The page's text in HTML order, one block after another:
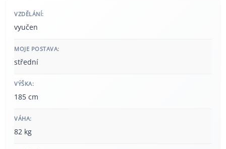
VZDĚLÁNÍ:
vyučen
MOJE POSTAVA:
střední
VÝŠKA:
185 cm
VÁHA:
82 kg